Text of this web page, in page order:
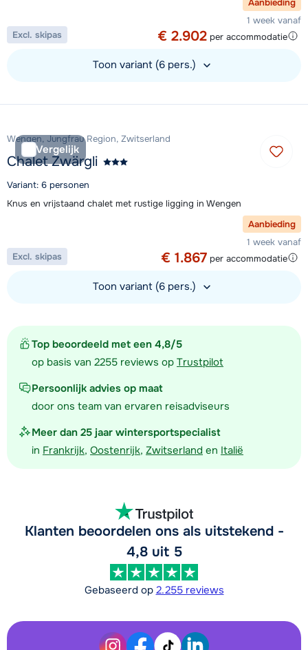
Top beoordeeld met een 4,8/5
op basis van 2255 reviews op Trustpilot
Persoonlijk advies op maat
door ons team van ervaren reisadviseurs
Meer dan 25 jaar wintersportspecialist
in Frankrijk, Oostenrijk, Zwitserland en Italië
Aanbieding
1 week vanaf
€ 2.902 per accommodatie
Excl. skipas
Toon variant (6 pers.)
Vergelijk
Wengen, Jungfrau Region, Zwitserland
Chalet Zwärgli
Variant: 6 personen
Knus en vrijstaand chalet met rustige ligging in Wengen
Aanbieding
1 week vanaf
€ 1.867 per accommodatie
Excl. skipas
Toon variant (6 pers.)
Klanten beoordelen ons als uitstekend -
4,8 uit 5
Gebaseerd op 2.255 reviews